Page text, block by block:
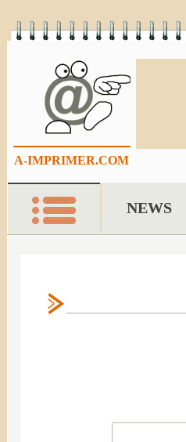
A-IMPRIMER.COM
NEWS